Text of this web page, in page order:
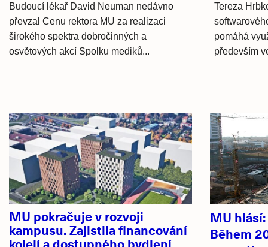
Budoucí lékař David Neuman nedávno
převzal Cenu rektora MU za realizaci
širokého spektra dobročinných a
osvětových akcí Spolku mediků...
Tereza
pomáhá
především
Hlavní
novinky
MU pokračuje v rozvoji
kampusu. Zajistila financování
MU
Během